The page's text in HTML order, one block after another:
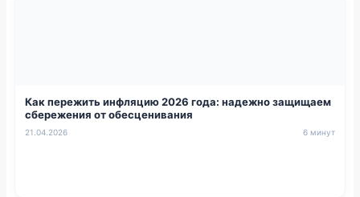
Как пережить инфляцию 2026 года: надежно защищаем
сбережения от обесценивания
21.04.2026 6 минут